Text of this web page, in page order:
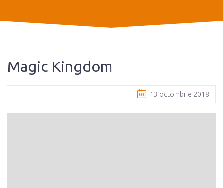
Magic Kingdom
13 octombrie 2018